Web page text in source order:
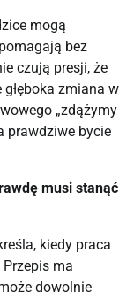
mogą
bez
czują presji, że
głęboka zmiana w
„zdążymy
prawdziwe bycie
musi stanąć
kiedy praca
ma
dowolnie